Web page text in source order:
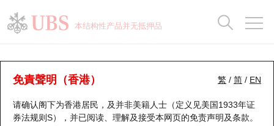
本结构性产品并无抵押品
繁 / 简 / EN
免責聲明（香港）
请确认阁下为香港居民，及并非美籍人士（定义见美国1933年证
券法规则S），并已阅读、理解及接受本网页的免责声明及条款。
牛熊证分析仪
表现 街货统计 比较
瑞银认股证一览
新发行瑞银认股证
街货统计
比较
牛熊全景快搜
牛熊证搜寻
街货统计
比较
十大升幅/跌幅
十大认股证成交分布
正股分析仪
二十大活跃股份
持股比重
显示所有持股比重
每月轮证大市专题
轮证专栏